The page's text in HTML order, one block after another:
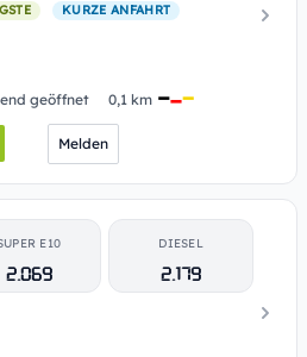
KURZE ANFAHRT
geöffnet 0,1 km
Melden
E10
2.069
DIESEL
2.179